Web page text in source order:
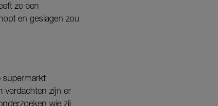
ze een
en geslagen zou
supermarkt
verdachten zijn er
wie zij